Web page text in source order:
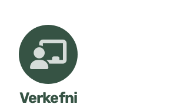
Verkefni